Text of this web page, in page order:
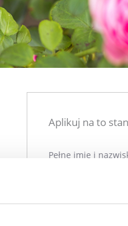
Aplikuj na to
Pełne imię i